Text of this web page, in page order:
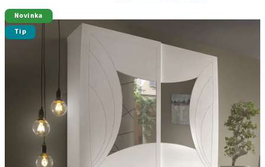
produktu
je
0,0
hvězdiček.
Novinka
Tip